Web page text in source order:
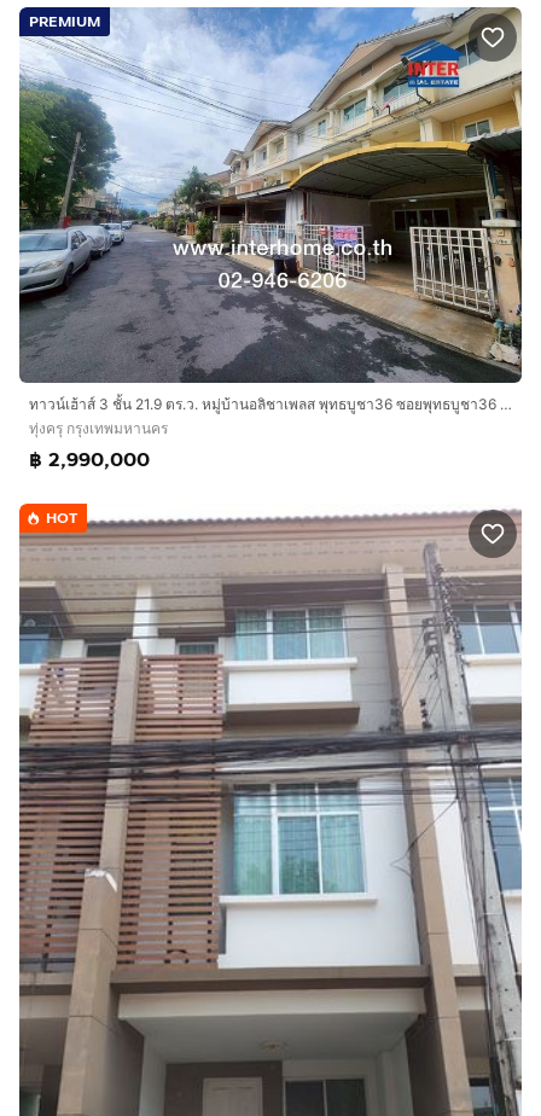
PREMIUM
ทาวน์เฮ้าส์ 3 ชั้น 21.9 ตร.ว. หมู่บ้านอลิชาเพลส พุทธบูชา36 ซอยพุทธบูชา36 ถนนพุทธบูชา ถนนพระราม2 เขตทุ่งครุ กรุงเทพมหานคร
ทุ่งครุ กรุงเทพมหานคร
฿ 2,990,000
HOT